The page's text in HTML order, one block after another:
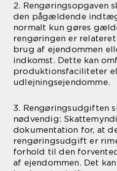
2. Rengøringsopgaven
den pågældende
normalt kun gøres
rengøringen er
brug af ejendommen
indkomst. Dette kan
produktionsfaciliteter
udlejningsejendomme.
3. Rengøringsudgiften
nødvendig:
dokumentation for, at
rengøringsudgift er
forhold til den
af ejendommen. Det